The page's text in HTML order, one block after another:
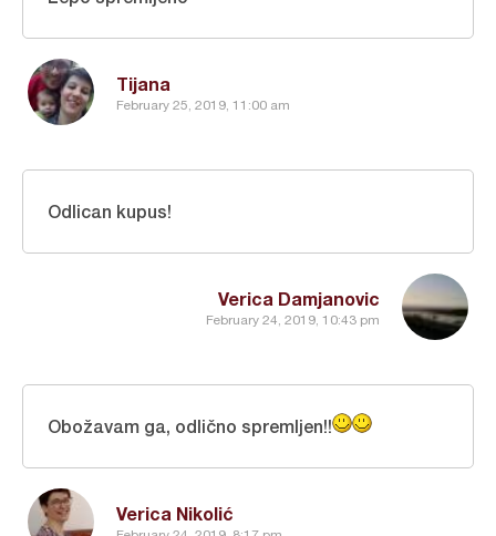
Tijana
February 25, 2019, 11:00 am
Verica Damjanovic
February 24, 2019, 10:43 pm
Odlican kupus!
Verica Nikolić
Obožavam ga, odlično spremljen!!